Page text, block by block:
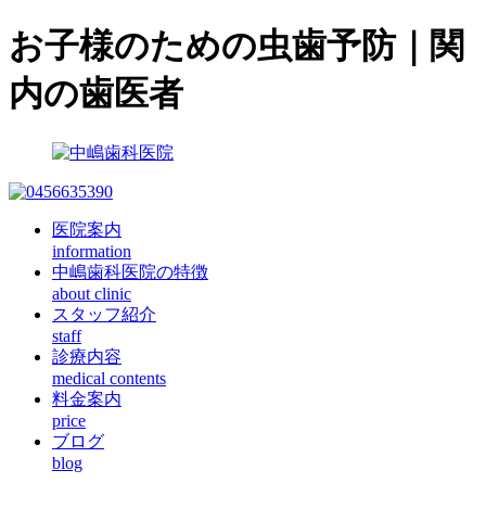
お子様のための虫歯予防｜関
内の歯医者
医院案内
information
中嶋歯科医院の特徴
about clinic
スタッフ紹介
staff
診療内容
medical contents
料金案内
price
ブログ
blog